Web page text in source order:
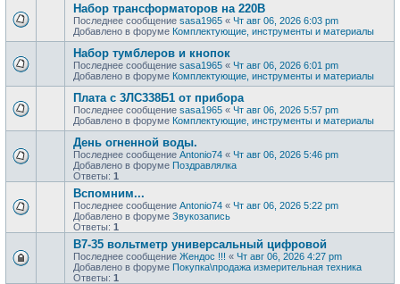
Набор трансформаторов на 220В
Последнее сообщение sasa1965 « Чт авг 06, 2026 6:03 pm
Добавлено в форуме Комплектующие, инструменты и материалы
Набор тумблеров и кнопок
Последнее сообщение sasa1965 « Чт авг 06, 2026 6:01 pm
Добавлено в форуме Комплектующие, инструменты и материалы
Плата с 3ЛС338Б1 от прибора
Последнее сообщение sasa1965 « Чт авг 06, 2026 5:57 pm
Добавлено в форуме Комплектующие, инструменты и материалы
День огненной воды.
Последнее сообщение Antonio74 « Чт авг 06, 2026 5:46 pm
Добавлено в форуме Поздравлялка
Ответы: 1
Вспомним...
Последнее сообщение Antonio74 « Чт авг 06, 2026 5:22 pm
Добавлено в форуме Звукозапись
Ответы: 1
В7-35 вольтметр универсальный цифровой
Последнее сообщение Жендос !!! « Чт авг 06, 2026 4:27 pm
Добавлено в форуме Покупка\продажа измерительная техника
Ответы: 1